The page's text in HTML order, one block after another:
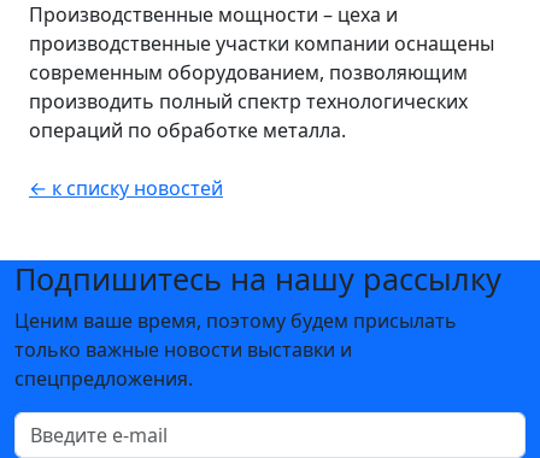
Производственные мощности – цеха и
производственные участки компании оснащены
современным оборудованием, позволяющим
производить полный спектр технологических
операций по обработке металла.
← к списку новостей
Подпишитесь на нашу рассылку
Ценим ваше время, поэтому будем присылать
только важные новости выставки и
спецпредложения.